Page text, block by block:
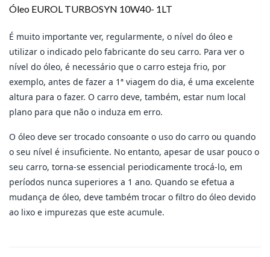
Óleo EUROL TURBOSYN 10W40- 1LT
É muito importante ver, regularmente, o nível do óleo e
utilizar o indicado pelo fabricante do seu carro. Para ver o
nível do óleo, é necessário que o carro esteja frio, por
exemplo, antes de fazer a 1ª viagem do dia, é uma excelente
altura para o fazer. O carro deve, também, estar num local
plano para que não o induza em erro.
O óleo deve ser trocado consoante o uso do carro ou quando
o seu nível é insuficiente. No entanto, apesar de usar pouco o
seu carro, torna-se essencial periodicamente trocá-lo, em
períodos nunca superiores a 1 ano. Quando se efetua a
mudança de óleo, deve também trocar o filtro do óleo devido
ao lixo e impurezas que este acumule.